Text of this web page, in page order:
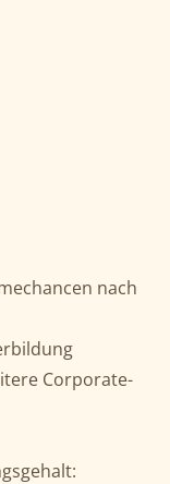
nach
Corporate-